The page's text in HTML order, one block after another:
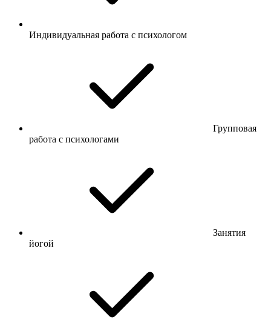
Индивидуальная работа с психологом
Групповая
работа с психологами
Занятия
йогой